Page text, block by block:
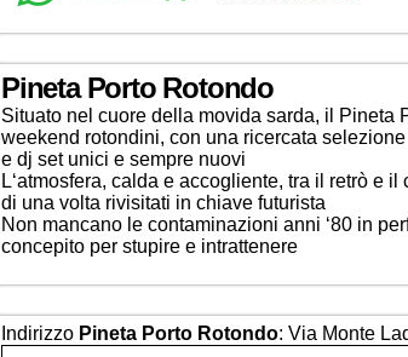
Pineta Porto Rotondo
Situato nel cuore della movida sarda, il Pineta
weekend rotondini, con una ricercata
e dj set unici e sempre nuovi
L‘atmosfera, calda e accogliente, tra il retrò e
di una volta rivisitati in chiave futurista
Non mancano le contaminazioni anni ‘80 in
concepito per stupire e intrattenere
Indirizzo Pineta Porto Rotondo: Via Monte